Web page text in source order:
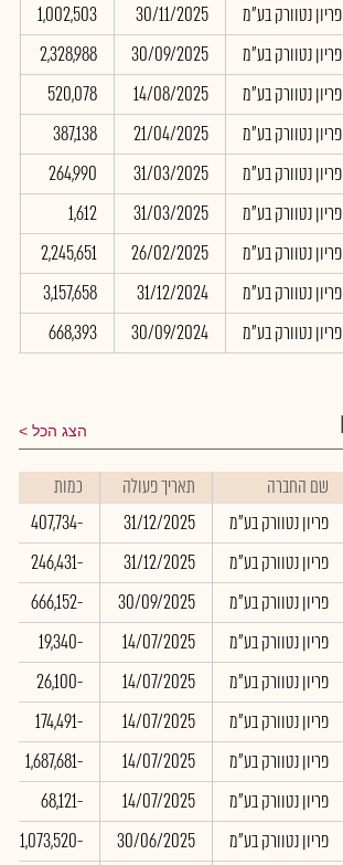
פריון נטוורק בע"מ 30/11/2025
1,002,503
פריון נטוורק בע"מ 30/09/2025
2,328,988
פריון נטוורק בע"מ 14/08/2025
520,078
פריון נטוורק בע"מ 21/04/2025
387,138
פריון נטוורק בע"מ 31/03/2025
264,990
פריון נטוורק בע"מ 31/03/2025
1,612
פריון נטוורק בע"מ 26/02/2025
2,245,651
פריון נטוורק בע"מ 31/12/2024
3,157,658
פריון נטוורק בע"מ 30/09/2024
668,393
הצג הכל
שם החברה תאריך פעולה
כמות
פריון נטוורק בע"מ 31/12/2025
-407,734
פריון נטוורק בע"מ 31/12/2025
-246,431
פריון נטוורק בע"מ 30/09/2025
-666,152
פריון נטוורק בע"מ 14/07/2025
-19,340
פריון נטוורק בע"מ 14/07/2025
-26,100
פריון נטוורק בע"מ 14/07/2025
-174,491
פריון נטוורק בע"מ 14/07/2025
-1,687,681
פריון נטוורק בע"מ 14/07/2025
-68,121
פריון נטוורק בע"מ 30/06/2025
-1,073,520